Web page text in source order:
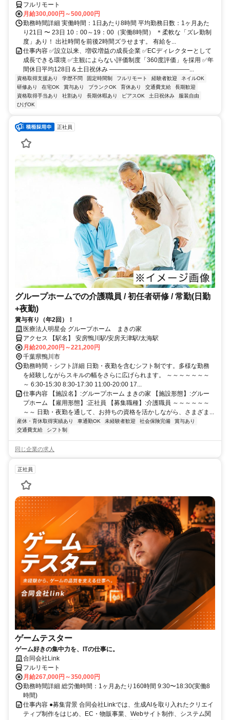
フルリモート
月給300,000円～500,000円
勤務時間詳細 実働時間：1日あたり8時間 平均勤務日数：1ヶ月あた
り21日 〜 23日 10：00～19：00（実働8時間） ＊柔軟な「ズレ勤制
度」あり！ 出社時間を前後2時間ズラせます。 有給を...
仕事内容 ✅設立以来、増収増益の成長企業 ✅ECディレクターとして
成長できる環境 ✅主観によらない評価制度「360度評価」を採用 ✅年
間休日平均128日＆土日祝休み ―――――――――――――...
資格取得支援あり 学歴不問 固定時間制 フルリモート 経験者歓迎
ネイルOK
研修あり
在宅OK 賞与あり ブランクOK 育休あり 交通費支給
長期歓迎
資格取得手当あり
社割あり 長期休暇あり ピアスOK 土日祝休み
服装自由
ひげOK
正社員
グループホームでの介護職員 / 初任者研修 / 常勤(日勤
+夜勤)
賞与有り（年2回）！
医療法人明星会 グループホーム まきの家
アクセス 【駅名】 安房鴨川駅/安房天津駅/太海駅
月給200,200円～221,200円
千葉県鴨川市
勤務時間・シフト詳細 日勤・夜勤を含むシフト制です。多様な勤務
を経験しながらスキルの幅をさらに広げられます。 ～～～～～～～
～ 6:30-15:30 8:30-17:30 11:00-20:00 17...
仕事内容 【施設名】:グループホーム まきの家 【施設形態】:グルー
プホーム 【雇用形態】:正社員 【募集職種】:介護職員 ～～～～～～
～～ 日勤・夜勤を通して、お持ちの資格を活かしながら、さまざま...
産休・育休取得実績あり 車通勤OK 未経験者歓迎 社会保険完備
賞与あり
交通費支給
シフト制
同じ企業の求人
正社員
ゲームテスター
ゲーム好きの集中力を、ITの仕事に。
合同会社Link
フルリモート
月給267,000円～350,000円
勤務時間詳細 総労働時間：1ヶ月あたり160時間 9:30〜18:30(実働8
時間)
仕事内容 ●募集背景 合同会社Linkでは、生成AIを取り入れたクリエイ
ティブ制作をはじめ、EC・物販事業、Webサイト制作、システム関